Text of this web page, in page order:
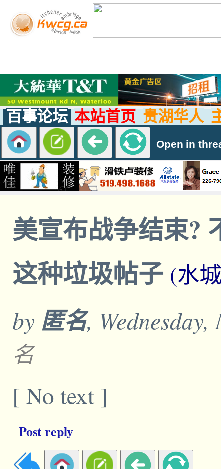
百事论坛 本站首页 贵湖华人
Open in
美宣布战争结束?
这种垃圾帖子 (水
by 匿名,
名
[ No text ]
Post reply